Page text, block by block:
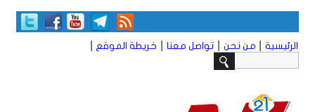
الرئيسية من نحن تواصل معنا خريطة الموقع